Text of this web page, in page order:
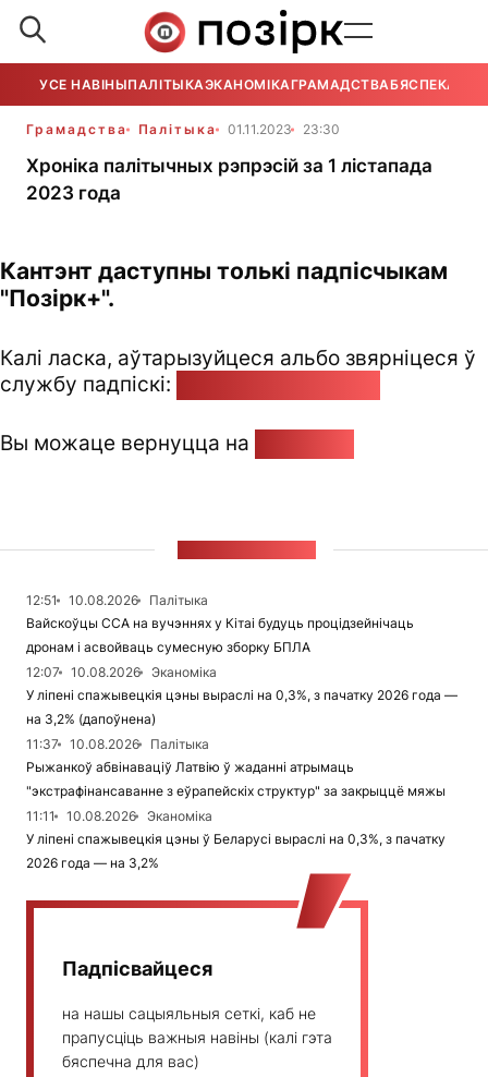
УСЕ НАВІНЫПАЛІТЫКАЭКАНОМІКАГРАМАДСТВАБЯСПЕКА
Грамадства Палітыка 01.11.2023 23:30
Хроніка палітычных рэпрэсій за 1 лістапада
2023 года
Кантэнт даступны толькі падпісчыкам
"Позірк+".
Калі ласка, аўтарызуйцеся альбо звярніцеся ў
службу падпіскі:
Вы можаце вернуцца на
12:51 10.08.2026
Палітыка
Вайскоўцы ССА на вучэннях у Кітаі будуць процідзейнічаць
дронам і асвойваць сумесную зборку БПЛА
12:07
10.08.2026
Эканоміка
У ліпені спажывецкія цэны выраслі на 0,3%, з пачатку 2026 года —
на 3,2% (дапоўнена)
11:37
10.08.2026
Палітыка
Рыжанкоў абвінаваціў Латвію ў жаданні атрымаць
"экстрафінансаванне з еўрапейскіх структур" за закрыццё мяжы
11:11
10.08.2026
Эканоміка
У ліпені спажывецкія цэны ў Беларусі выраслі на 0,3%, з пачатку
2026 года — на 3,2%
Падпісвайцеся
на нашы сацыяльныя сеткі, каб не
прапусціць важныя навіны (калі гэта
бяспечна для вас)